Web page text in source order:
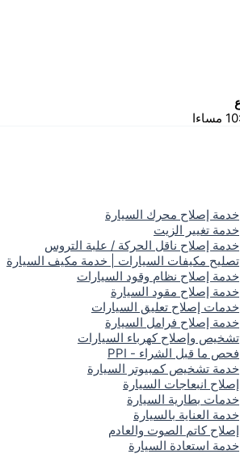
خدمة إصلاح محرك السيارة
خدمة تغيير الزيت
خدمة إصلاح ناقل الحركة / علبة التروس
تصليح مكيفات السيارات | خدمة مكيف السيارة
خدمة إصلاح نظام وقود السيارات
خدمة إصلاح مقود السيارة
خدمات إصلاح تعليق السيارات
خدمة إصلاح فرامل السيارة
تشخيص وإصلاح كهرباء السيارات
فحص ما قبل الشراء - PPI
خدمة تشخيص كمبيوتر السيارة
إصلاح انبعاجات السيارة
خدمات بطارية السيارة
خدمة العناية بالسيارة
إصلاح كاتم الصوت والعادم
خدمة استعادة السيارة